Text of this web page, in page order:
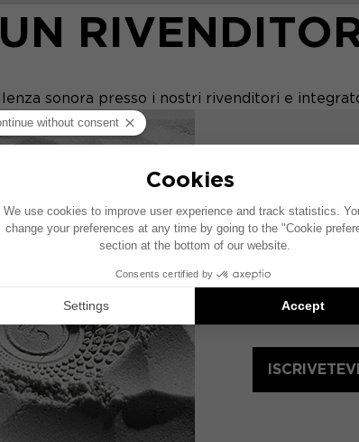
sonora presso i nostri rivenditori e
Iscriviti alla
innovazioni